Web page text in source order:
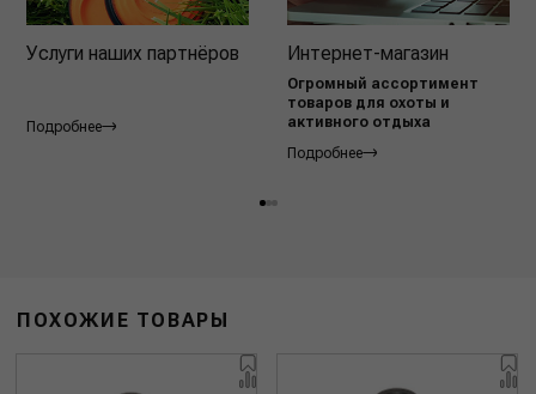
Услуги наших партнёров
Подробнее
Интернет-магазин
Огромный ассортимент
товаров для охоты и
активного отдыха
Подробнее
ПОХОЖИЕ ТОВАРЫ